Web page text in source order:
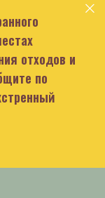
отходов и
по